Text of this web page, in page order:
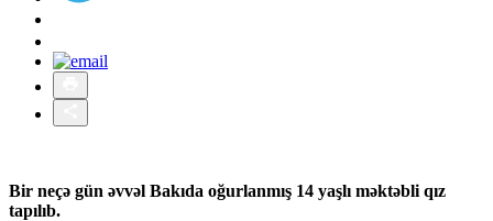
Bir neçə gün əvvəl Bakıda oğurlanmış 14 yaşlı məktəbli qız
tapılıb.